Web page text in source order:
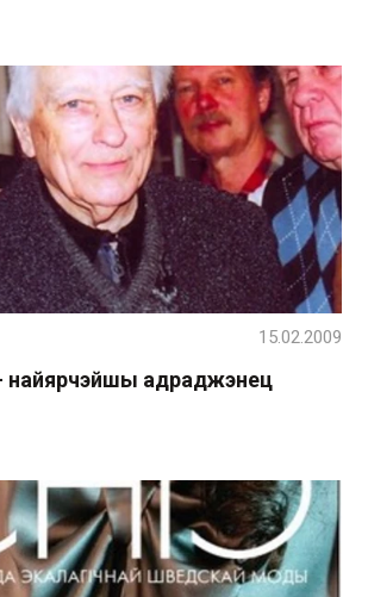
найярчэйшы адраджэнец
15.02.2009